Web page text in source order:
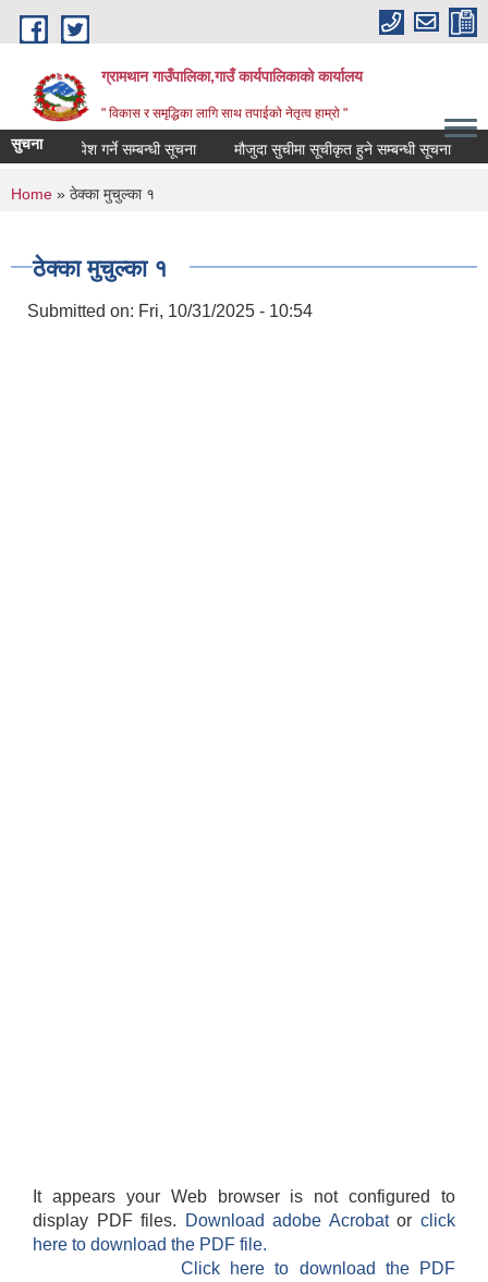
Skip to main content
ग्रामथान गाउँपालिका,गाउँ कार्यपालिकाको कार्यालय
" विकास र समृद्धिका लागि साथ तपाईको नेतृत्व हाम्रो "
सुचना
प्रस्ताव पेश गर्ने सम्बन्धी सूचना मौजुदा सुचीमा सूचीकृत हुने सम्बन्धी सूचना
You are here
Home » ठेक्का मुचुल्का १
ठेक्का मुचुल्का १
Submitted on: Fri, 10/31/2025 - 10:54
It appears your Web browser is not configured to
display PDF files.
Download adobe Acrobatorclick
here to download the PDF file.
Click here to download the PDF